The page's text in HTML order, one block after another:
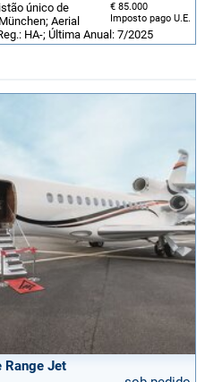
€ 85.000
Imposto pago U.E.
único de
Aerial
HA-; Última Anual: 7/2025
Range Jet